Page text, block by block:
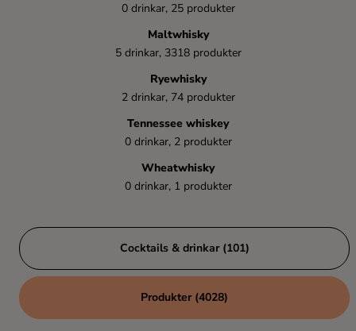
0 drinkar, 25 produkter
Maltwhisky
5 drinkar, 3318 produkter
Ryewhisky
2 drinkar, 74 produkter
Tennessee whiskey
0 drinkar, 2 produkter
Wheatwhisky
0 drinkar, 1 produkter
Cocktails & drinkar (101)
Produkter (4028)